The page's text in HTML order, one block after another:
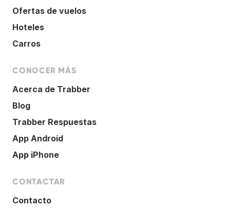
Ofertas de vuelos
Hoteles
Carros
CONOCER MÁS
Acerca de Trabber
Blog
Trabber Respuestas
App Android
App iPhone
CONTACTAR
Contacto